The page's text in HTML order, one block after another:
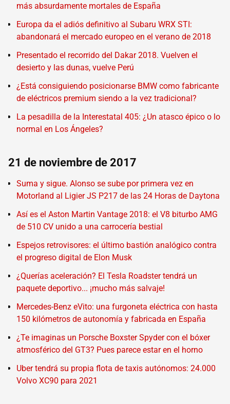
más absurdamente mortales de España
Europa da el adiós definitivo al Subaru WRX STI:
abandonará el mercado europeo en el verano de 2018
Presentado el recorrido del Dakar 2018. Vuelven el
desierto y las dunas, vuelve Perú
¿Está consiguiendo posicionarse BMW como fabricante
de eléctricos premium siendo a la vez tradicional?
La pesadilla de la Interestatal 405: ¿Un atasco épico o lo
normal en Los Ángeles?
21 de noviembre de 2017
Suma y sigue. Alonso se sube por primera vez en
Motorland al Ligier JS P217 de las 24 Horas de Daytona
Así es el Aston Martin Vantage 2018: el V8 biturbo AMG
de 510 CV unido a una carrocería bestial
Espejos retrovisores: el último bastión analógico contra
el progreso digital de Elon Musk
¿Querías aceleración? El Tesla Roadster tendrá un
paquete deportivo... ¡mucho más salvaje!
Mercedes-Benz eVito: una furgoneta eléctrica con hasta
150 kilómetros de autonomía y fabricada en España
¿Te imaginas un Porsche Boxster Spyder con el bóxer
atmosférico del GT3? Pues parece estar en el horno
Uber tendrá su propia flota de taxis autónomos: 24.000
Volvo XC90 para 2021